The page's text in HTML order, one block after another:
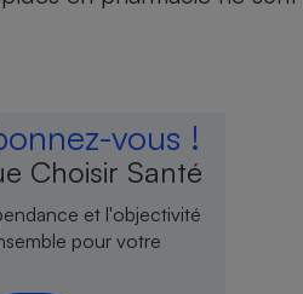
vous !
Choisir Santé
et l'objectivité
pour votre